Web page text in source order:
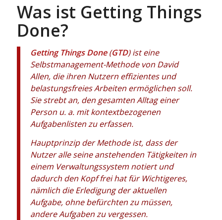
Was ist Getting Things
Done?
Getting Things Done(GTD) ist eine
Selbstmanagement-Methode von David
Allen, die ihren Nutzern effizientes und
belastungsfreies Arbeiten ermöglichen soll.
Sie strebt an, den gesamten Alltag einer
Person u. a. mit kontextbezogenen
Aufgabenlisten zu erfassen.
Hauptprinzip der Methode ist, dass der
Nutzer alle seine anstehenden Tätigkeiten in
einem Verwaltungssystem notiert und
dadurch den Kopf frei hat für Wichtigeres,
nämlich die Erledigung der aktuellen
Aufgabe, ohne befürchten zu müssen,
andere Aufgaben zu vergessen.